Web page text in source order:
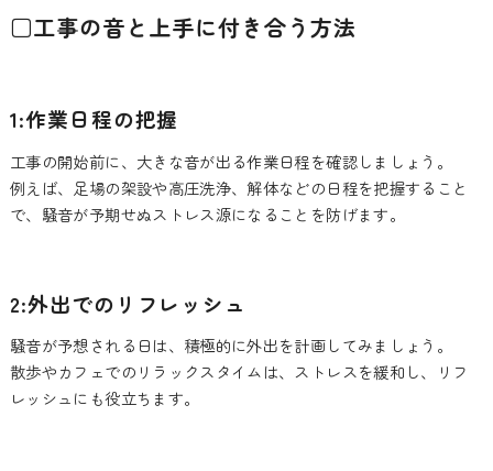
□工事の音と上手に付き合う方法
1:作業日程の把握
工事の開始前に、大きな音が出る作業日程を確認しましょう。
例えば、足場の架設や高圧洗浄、解体などの日程を把握すること
で、騒音が予期せぬストレス源になることを防げます。
2:外出でのリフレッシュ
騒音が予想される日は、積極的に外出を計画してみましょう。
散歩やカフェでのリラックスタイムは、ストレスを緩和し、リフ
レッシュにも役立ちます。